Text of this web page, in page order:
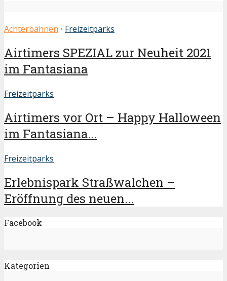
Achterbahnen • Freizeitparks
Airtimers SPEZIAL zur Neuheit 2021
im Fantasiana
Freizeitparks
Airtimers vor Ort – Happy Halloween
im Fantasiana...
Freizeitparks
Erlebnispark Straßwalchen –
Eröffnung des neuen...
Facebook
Kategorien